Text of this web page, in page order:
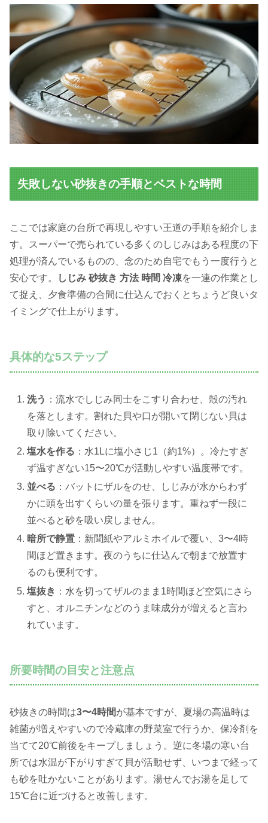
失敗しない砂抜きの手順とベストな時間
ここでは家庭の台所で再現しやすい王道の手順を紹介しま
す。スーパーで売られている多くのしじみはある程度の下
処理が済んでいるものの、念のため自宅でもう一度行うと
安心です。
しじみ 砂抜き 方法 時間 冷凍を一連の作業とし
て捉え、夕食準備の合間に仕込んでおくとちょうど良いタ
イミングで仕上がります。
具体的な5ステップ
洗う ：流水でしじみ同士をこすり合わせ、殻の汚れ
を落とします。割れた貝や口が開いて閉じない貝は
取り除いてください。
塩水を作る ：水1Lに塩小さじ1（約1%）。冷たすぎ
ず温すぎない15〜20℃が活動しやすい温度帯です。
並べる ：バットにザルをのせ、しじみが水からわず
かに頭を出すくらいの量を張ります。重ねず一段に
並べると砂を吸い戻しません。
暗所で静置 ：新聞紙やアルミホイルで覆い、3〜4時
間ほど置きます。夜のうちに仕込んで朝まで放置す
るのも便利です。
塩抜き ：水を切ってザルのまま1時間ほど空気にさら
すと、オルニチンなどのうま味成分が増えると言わ
れています。
所要時間の目安と注意点
砂抜きの時間は3〜4時間が基本ですが、夏場の高温時は
雑菌が増えやすいので冷蔵庫の野菜室で行うか、保冷剤を
当てて20℃前後をキープしましょう。逆に冬場の寒い台
所では水温が下がりすぎて貝が活動せず、いつまで経って
も砂を吐かないことがあります。湯せんでお湯を足して
15℃台に近づけると改善します。